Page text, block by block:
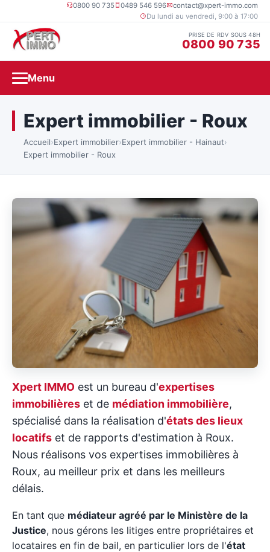
0800 90 735 0489 546 596
contact@xpert-immo.com
Du lundi au vendredi, 9:00 à 17:00
PRISE DE RDV SOUS 48H
0800 90 735
Menu
Expert immobilier - Roux
Accueil›Expert immobilier›Expert immobilier - Hainaut›
Expert immobilier - Roux
Xpert IMMO est un bureau d'expertises
immobilières et de médiation immobilière,
spécialisé dans la réalisation d'états des lieux
locatifs et de rapports d'estimation à Roux.
Nous réalisons vos expertises immobilières à
Roux, au meilleur prix et dans les meilleurs
délais.
En tant que médiateur agréé par le Ministère de la
Justice, nous gérons les litiges entre propriétaires et
locataires en fin de bail, en particulier lors de l'état